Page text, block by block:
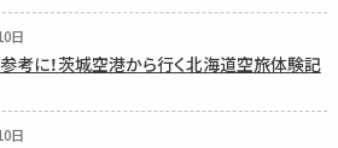
日
考に！茨城空港から行く北海道空旅体験記
日